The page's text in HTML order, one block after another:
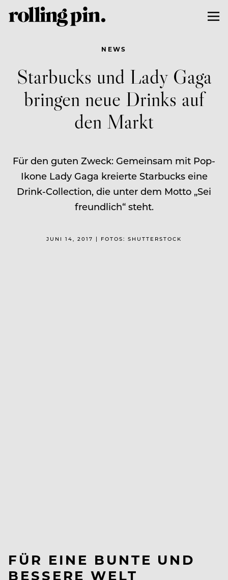
NEWS
Starbucks und Lady Gaga
bringen neue Drinks auf
den Markt
Für den guten Zweck: Gemeinsam mit Pop-
Ikone Lady Gaga kreierte Starbucks eine
Drink-Collection, die unter dem Motto „Sei
freundlich“ steht.
JUNI 14, 2017 | FOTOS: SHUTTERSTOCK
FÜR EINE BUNTE UND
BESSERE WELT